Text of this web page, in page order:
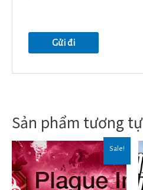
Sản phẩm tương tự
Sale!